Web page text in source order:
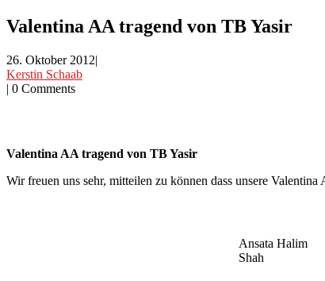
Valentina AA tragend von TB Yasir
26. Oktober 2012|
Kerstin Schaab
| 0 Comments
Valentina AA tragend von TB Yasir
Wir freuen uns sehr, mitteilen zu können dass unsere
Ansata Halim
Shah